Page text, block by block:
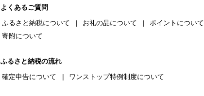
よくあるご質問
ふるさと納税について
お礼の品について
ポイントについて
寄附について
ふるさと納税の流れ
確定申告について
ワンストップ特例制度について